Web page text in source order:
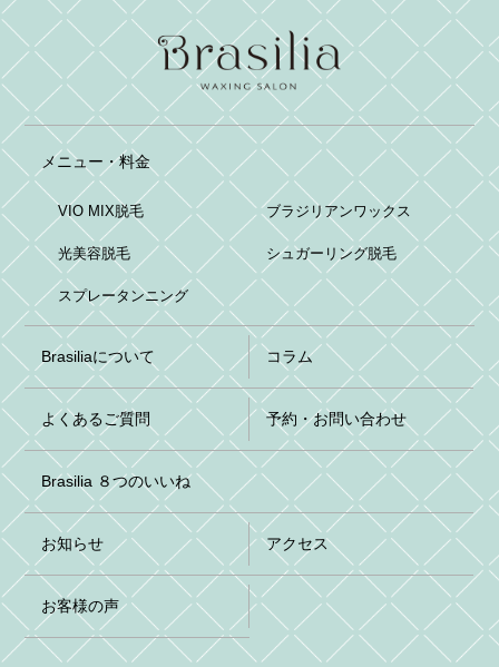
メニュー・料金
VIO MIX脱毛 ブラジリアンワックス
光美容脱毛 シュガーリング脱毛
スプレータンニング
Brasiliaについて コラム
よくあるご質問 予約・お問い合わせ
Brasilia ８つのいいね
お知らせ アクセス
お客様の声